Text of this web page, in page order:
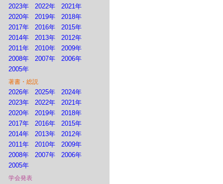
2023年
2022年
2021年
2020年
2019年
2018年
2017年
2016年
2015年
2014年
2013年
2012年
2011年
2010年
2009年
2008年
2007年
2006年
2005年
著書・総説
2026年 2025年
2024年
2023年
2022年
2021年
2020年
2019年
2018年
2017年
2016年
2015年
2014年
2013年
2012年
2011年
2010年
2009年
2008年
2007年
2006年
2005年
学会発表